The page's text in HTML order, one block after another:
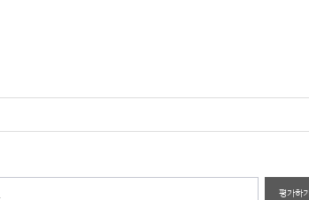
평가하기